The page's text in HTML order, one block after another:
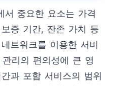
서 중요한 요소는 가격
증 기간, 잔존 가치 등
트워크를 이용한 서비
리의 편의성에 큰 영
과 포함 서비스의 범위